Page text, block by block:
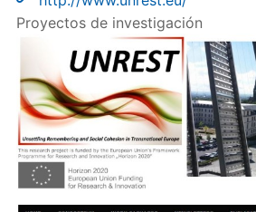
Proyectos de investigación